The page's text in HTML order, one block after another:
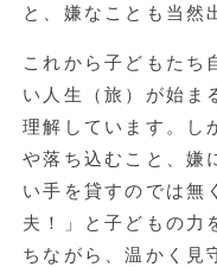
と、嫌なことも当然
これから子どもたち
い人生（旅）が始ま
理解しています。し
や落ち込むこと、嫌
い手を貸すのでは無
夫！」と子どもの力
ちながら、温かく見